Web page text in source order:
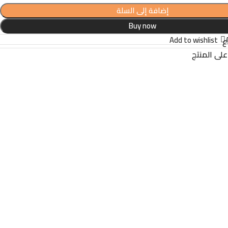
إضافة إلى السلة
Buy now
Add to wishlist
المنتج